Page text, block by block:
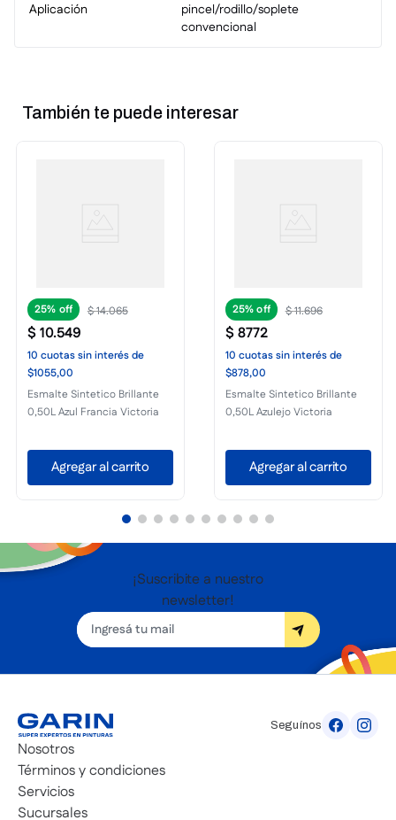
Aplicación
pincel/rodillo/soplete
convencional
También te puede interesar
25% $14.065
$10.549
10 cuotassin interésde
$1055,00
Esmalte Sintetico Brillante
0,50L Azul Francia Victoria
Agregar al carrito
25% $11.696
$8772
10 cuotassin interésde
$878,00
Esmalte Sintetico Brillante
0,50L Azulejo Victoria
Agregar al carrito
¡Suscribite a nuestro
newsletter!
Seguínos
Nosotros
Términos y condiciones
Servicios
Sucursales